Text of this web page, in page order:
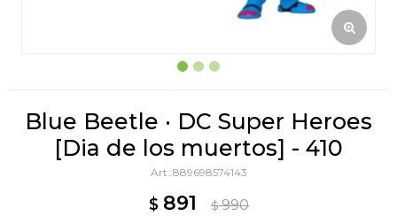
Blue Beetle · DC Super Heroes
[Dia de los muertos] - 410
889698574143
$ 891 $ 990